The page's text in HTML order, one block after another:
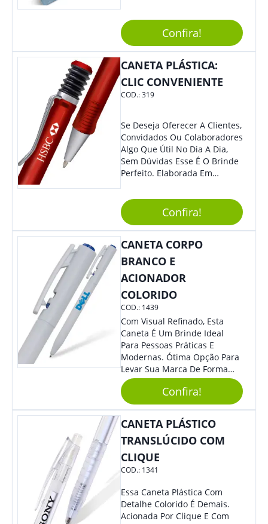
Anotações Com Post-It E
Caneta. Elaborado A Partir De
Material Reciclado, O Brinde
Também É Prático, Tornando-
Se Assim Excelente Para Uso
Cotidiano. Perfeito, Não É?!
Confira!
CANETA PLÁSTICA:
CLIC CONVENIENTE
COD.:319
Se Deseja Oferecer A Clientes,
Convidados Ou Colaboradores
Algo Que Útil No Dia A Dia,
Sem Dúvidas Esse É O Brinde
Perfeito. Elaborada Em
Com Detalhes Em Metal, Essa
Incrível Caneta Esferográfica É
Acionada Na Por Clic Na Parte
Superior.
Confira!
CANETA CORPO
BRANCO E
ACIONADOR
COLORIDO
COD.: 1439
Com Visual Refinado, Esta
Caneta É Um Brinde Ideal
Para Pessoas Práticas E
Modernas. Ótima Opção Para
Levar Sua Marca De Forma
Estilosa, Agregando Valor Para
Sua Empresa Em Eventos,
Reuniões Corporativas Ou Até
Mesmo Para Presentear
Colaboradores.
Confira!
CANETA PLÁSTICO
TRANSLÚCIDO COM
CLIQUE
COD.: 1341
Essa Caneta Plástica Com
Detalhe Colorido É Demais.
Acionada Por Clique E Com